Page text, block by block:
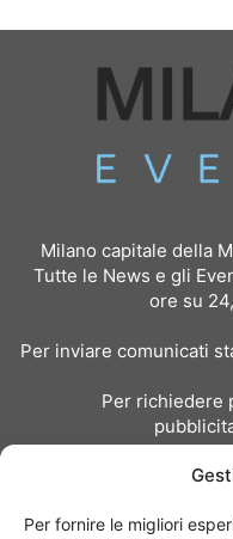
Per fornire le migliori
Milano capitale della
Tutte le News e gli
ore su
Per inviare comunicati
Per richiedere